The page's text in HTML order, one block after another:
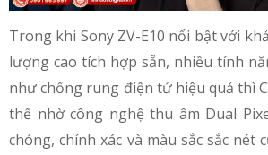
Trong khi Sony ZV-E10 nổi bật với
lượng cao tích hợp sẵn, nhiều tính
như chống rung điện tử hiệu quả thì
thế nhờ công nghệ thu âm Dual
chóng, chính xác và màu sắc sắc nét